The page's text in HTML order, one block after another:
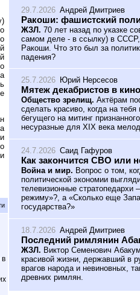
в
29.7.2026 Андрей Дмитриев
Ракоши: фашистский
ЖЗЛ. 70 лет назад по указке
самом деле - в ссылку) в СССР,
Ракоши. Что это был за
падения?
25.7.2026 Юрий Нерсесов
Мятеж декабристов в кино
Общество зрелищ. Актёрам
сделать красиво, когда на
бегущего на митинг
несуразные для XIX века
24.7.2026 Саид Гафуров
Как закончится СВО или
Война и мир. Вопрос о том,
политической экономии
телевизионные стратопедархи
режиму»?, а «Сколько еще
государства?»
18.7.2026 Андрей Дмитриев
Последний римлянин
ЖЗЛ. Виктор Семенович
красивой жизни, державший в
врагов народа и невиновных,
древних римлян.